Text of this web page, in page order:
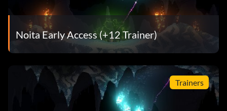
Noita Early Access (+12 Trainer)
Trainers